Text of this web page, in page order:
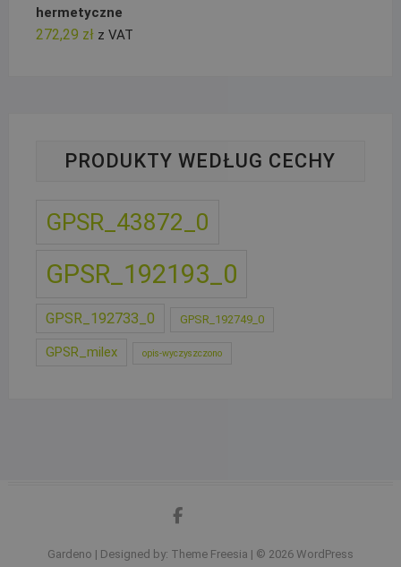
hermetyczne
272,29 zł z VAT
PRODUKTY WEDŁUG CECHY
GPSR_43872_0
GPSR_192193_0
GPSR_192733_0 GPSR_192749_0
GPSR_milex opis-wyczyszczono
facebook
Gardeno | Designed by: Theme Freesia | © 2026 WordPress